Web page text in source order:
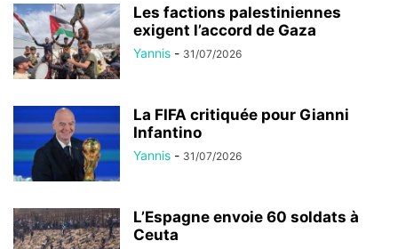
Les factions palestiniennes
exigent l’accord de Gaza
Yannis - 31/07/2026
La FIFA critiquée pour Gianni
Infantino
Yannis - 31/07/2026
L’Espagne envoie 60 soldats à
Ceuta